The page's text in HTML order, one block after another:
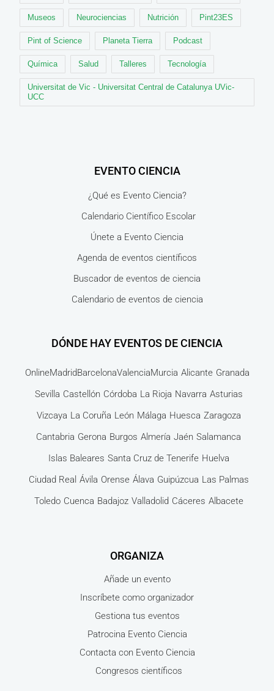
Museos Neurociencias Nutrición Pint23ES
Pint of Science Planeta Tierra Podcast
Química Salud Talleres Tecnología
Universitat de Vic - Universitat Central de Catalunya UVic-
UCC
EVENTO CIENCIA
¿Qué es Evento Ciencia?
Calendario Científico Escolar
Únete a Evento Ciencia
Agenda de eventos científicos
Buscador de eventos de ciencia
Calendario de eventos de ciencia
DÓNDE HAY EVENTOS DE CIENCIA
OnlineMadridBarcelonaValenciaMurcia Alicante Granada
Sevilla Castellón Córdoba La Rioja Navarra Asturias
Vizcaya La Coruña León Málaga Huesca Zaragoza
Cantabria Gerona Burgos Almería Jaén Salamanca
Islas Baleares Santa Cruz de Tenerife Huelva
Ciudad Real Ávila Orense Álava Guipúzcua Las Palmas
Toledo Cuenca Badajoz Valladolid Cáceres Albacete
ORGANIZA
Añade un evento
Inscríbete como organizador
Gestiona tus eventos
Patrocina Evento Ciencia
Contacta con Evento Ciencia
Congresos científicos